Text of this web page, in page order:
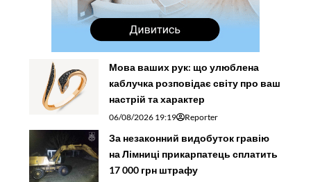
Мова ваших рук: що улюблена
каблучка розповідає світу про ваш
настрій та характер
06/08/2026 19:19 Reporter
За незаконний видобуток гравію
на Лімниці прикарпатець сплатить
17 000 грн штрафу